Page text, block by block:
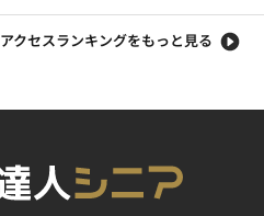
アクセスランキングをもっと見る